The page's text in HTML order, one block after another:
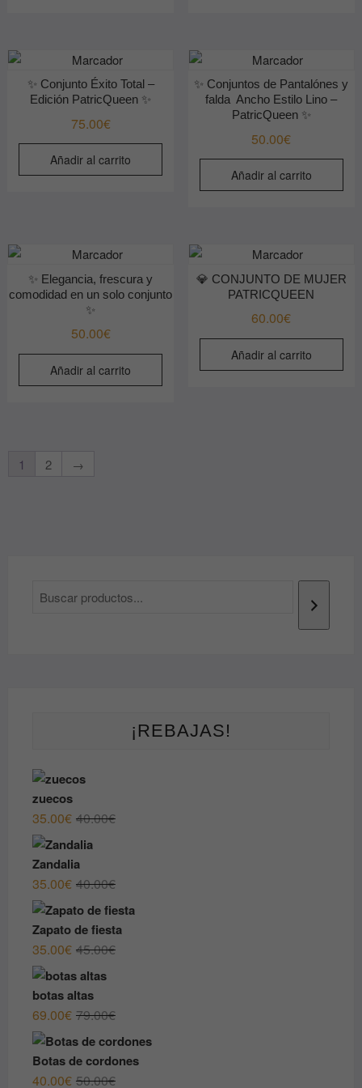
✨ Conjunto Éxito Total –
Edición PatricQueen ✨
75.00€
Añadir al carrito
✨ Conjuntos de Pantalónes y
falda Ancho Estilo Lino –
PatricQueen ✨
50.00€
Añadir al carrito
✨ Elegancia, frescura y
comodidad en un solo conjunto
✨
50.00€
Añadir al carrito
💎 CONJUNTO DE MUJER
PATRICQUEEN
60.00€
Añadir al carrito
1 2 →
¡REBAJAS!
zuecos
40.00€El
35.00€
El
Zandalia
40.00€El
35.00€
El
Zapato de fiesta
45.00€El
35.00€
El
botas altas
79.00€El
precio
69.00€
El
precio
Botas de cordones
50.00€El
40.00€ El